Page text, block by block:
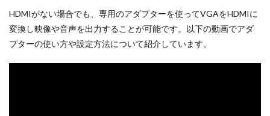
HDMIがない場合でも、専用のアダプターを使ってVGAをHDMIに
変換し映像や音声を出力することが可能です。以下の動画でアダ
プターの使い方や設定方法について紹介しています。